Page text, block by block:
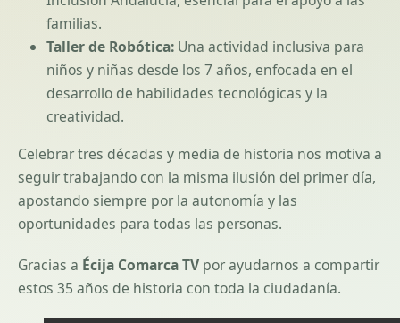
familias.
Taller de Robótica: Una actividad inclusiva para
niños y niñas desde los 7 años, enfocada en el
desarrollo de habilidades tecnológicas y la
creatividad.
Celebrar tres décadas y media de historia nos motiva a
seguir trabajando con la misma ilusión del primer día,
apostando siempre por la autonomía y las
oportunidades para todas las personas.
Gracias a Écija Comarca TV por ayudarnos a compartir
estos 35 años de historia con toda la ciudadanía.